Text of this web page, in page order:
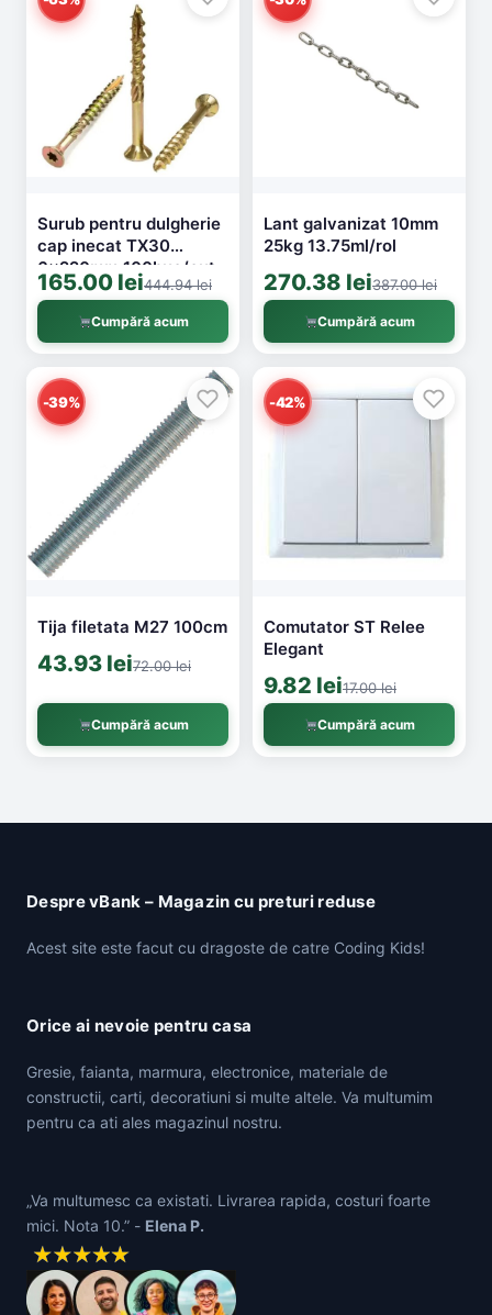
Surub pentru dulgherie
cap inecat TX30
6x220mm 100buc/cut
165.00 lei444.94 lei
Cumpără acum
Lant galvanizat 10mm
25kg 13.75ml/rol
270.38 lei387.00 lei
Cumpără acum
-39%
Tija filetata M27 100cm
43.93 lei72.00 lei
Cumpără acum
-42%
Comutator ST Relee
Elegant
9.82 lei17.00 lei
Cumpără acum
Despre vBank – Magazin cu preturi reduse
Acest site este facut cu dragoste de catre Coding Kids!
Orice ai nevoie pentru casa
Gresie, faianta, marmura, electronice, materiale de
constructii, carti, decoratiuni si multe altele. Va multumim
pentru ca ati ales magazinul nostru.
„Va multumesc ca existati. Livrarea rapida, costuri foarte
mici. Nota 10.” - Elena P.